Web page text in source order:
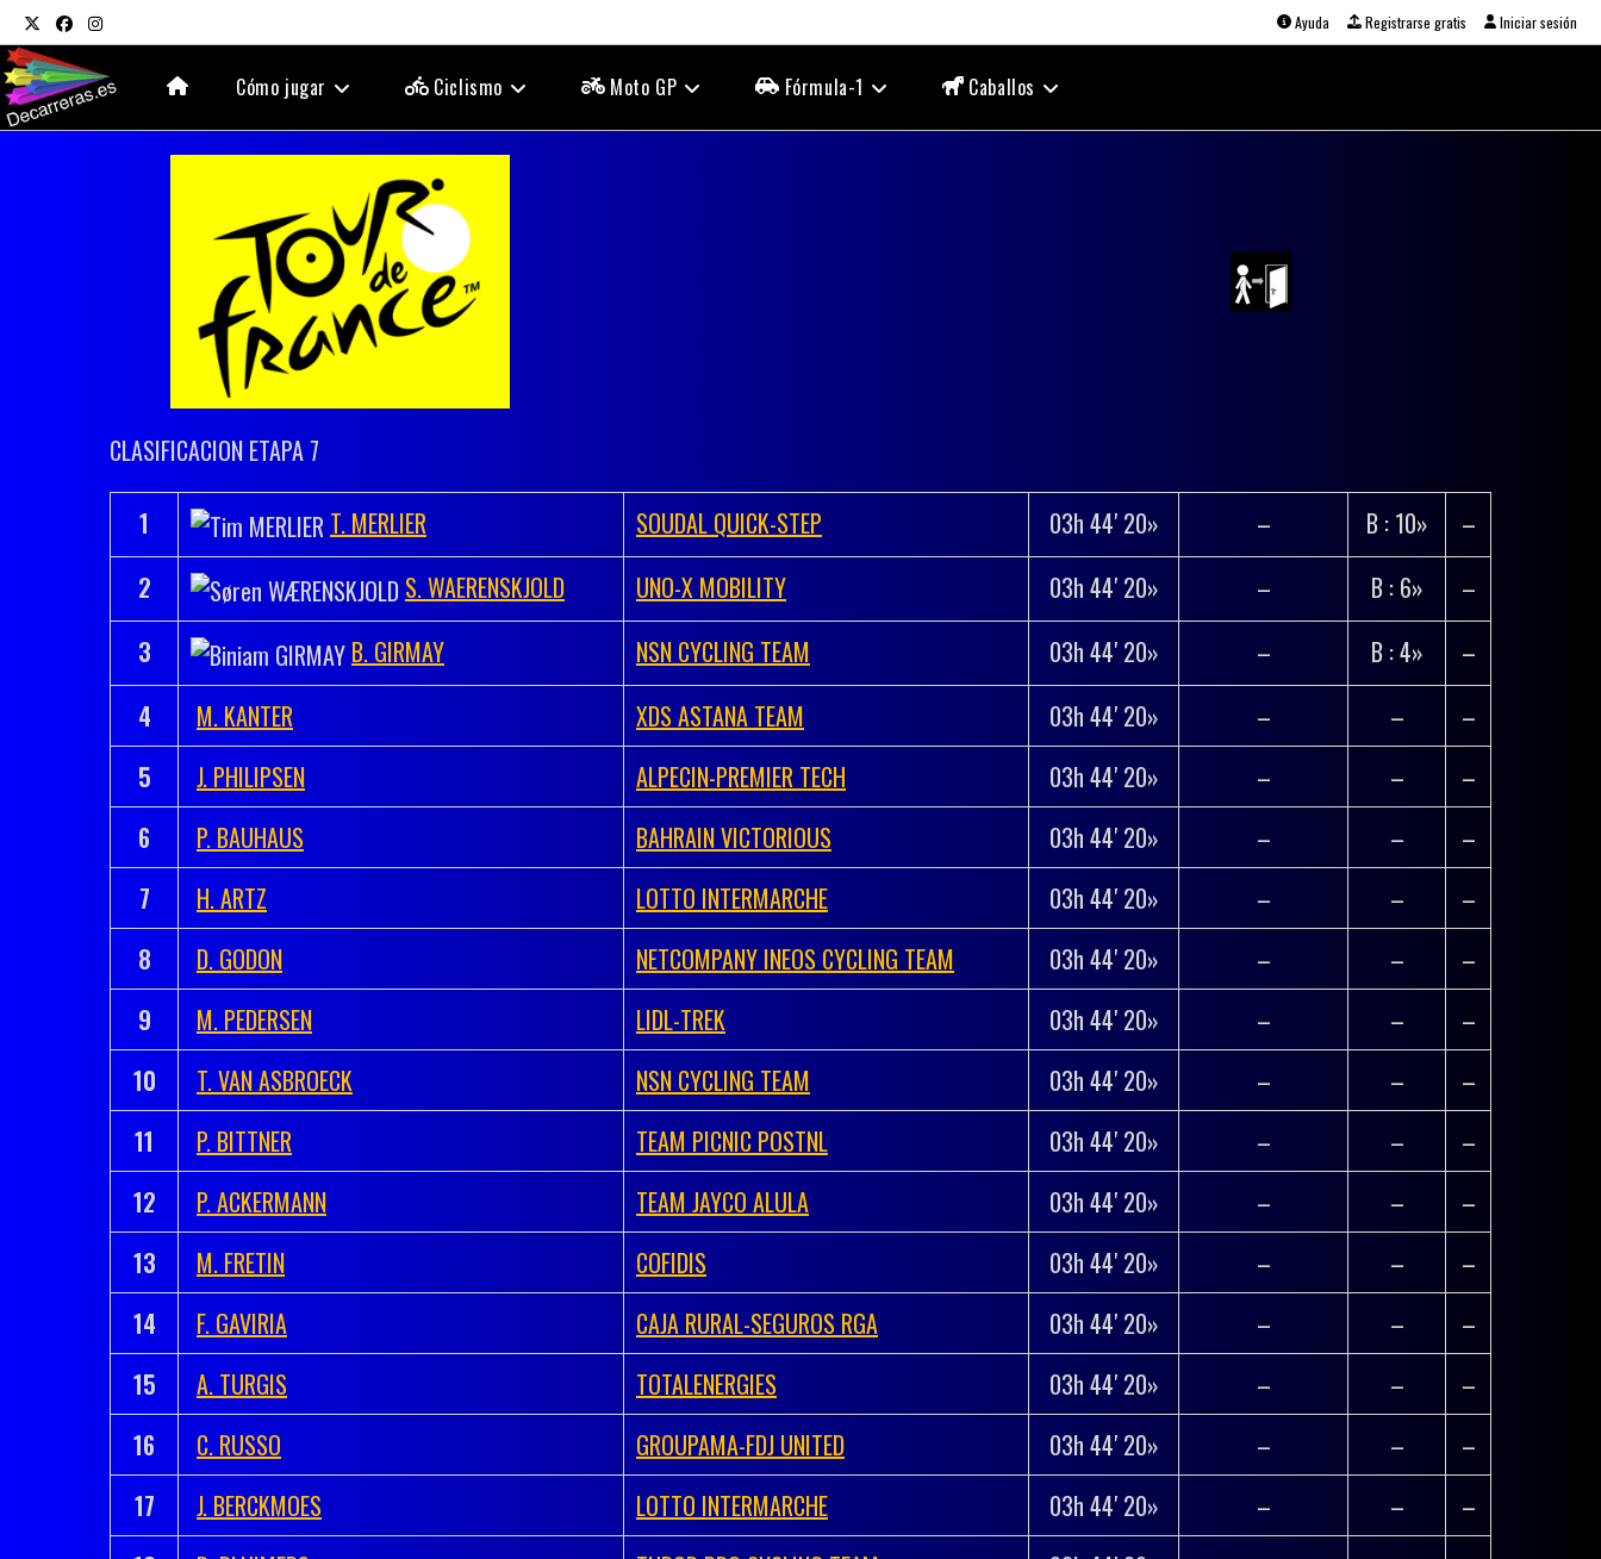
contenido
Ayuda Registrarse gratis Iniciar sesión
Cómo jugar Ciclismo Moto GP Fórmula-1 Caballos
CLASIFICACION ETAPA 7
1 T. MERLIER SOUDAL QUICK-STEP 03h 44′ 20» – B : 10»
–
2
S. WAERENSKJOLD UNO-X MOBILITY 03h 44′ 20» – B : 6»
–
3
B. GIRMAY NSN CYCLING TEAM 03h 44′ 20» – B : 4»
–
4
M. KANTER XDS ASTANA TEAM 03h 44′ 20» – –
–
5
J. PHILIPSEN ALPECIN-PREMIER TECH 03h 44′ 20» – –
–
6
P. BAUHAUS BAHRAIN VICTORIOUS 03h 44′ 20» – –
–
7
H. ARTZ LOTTO INTERMARCHE 03h 44′ 20» – –
–
8
D. GODON NETCOMPANY INEOS CYCLING TEAM 03h 44′ 20» – –
–
9
M. PEDERSEN LIDL-TREK 03h 44′ 20» – –
–
10
T. VAN ASBROECK NSN CYCLING TEAM 03h 44′ 20» – –
–
11
P. BITTNER TEAM PICNIC POSTNL 03h 44′ 20» – –
–
12
P. ACKERMANN TEAM JAYCO ALULA 03h 44′ 20» – –
–
13
M. FRETIN COFIDIS 03h 44′ 20» – –
–
14
F. GAVIRIA CAJA RURAL-SEGUROS RGA 03h 44′ 20» – –
–
15
A. TURGIS TOTALENERGIES 03h 44′ 20» – –
–
16
C. RUSSO GROUPAMA-FDJ UNITED 03h 44′ 20» – –
–
17
J. BERCKMOES LOTTO INTERMARCHE 03h 44′ 20» – –
–